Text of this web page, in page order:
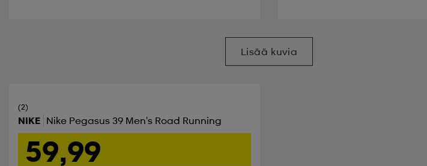
Lisää kuvia
(2)
NIKE Nike Pegasus 39 Men's Road Running
59,99